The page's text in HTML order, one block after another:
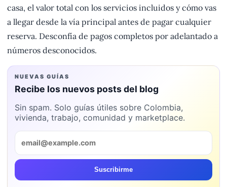
casa, el valor total con los servicios incluidos y cómo vas
a llegar desde la vía principal antes de pagar cualquier
reserva. Desconfía de pagos completos por adelantado a
números desconocidos.
NUEVAS GUÍAS
Recibe los nuevos posts del blog
Sin spam. Solo guías útiles sobre Colombia,
vivienda, trabajo, comunidad y marketplace.
Suscribirme